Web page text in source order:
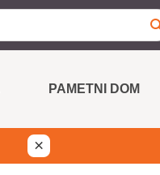
PAMETNI DOM
×